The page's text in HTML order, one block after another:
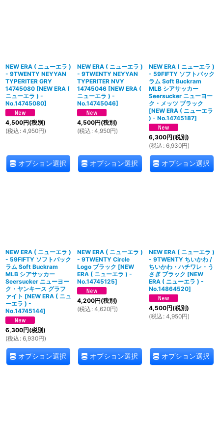
NEW ERA ( ニューエラ )
- 9TWENTY NEYYAN
TYPERITER GRY
14745080 [NEW ERA (
ニューエラ ) -
No.14745080]
4,500円(税別)
(税込 : 4,950円)
オプション選択
NEW ERA ( ニューエラ )
- 9TWENTY NEYYAN
TYPERITER NVY
14745046 [NEW ERA (
ニューエラ ) -
No.14745046]
4,500円(税別)
(税込 : 4,950円)
オプション選択
NEW ERA ( ニューエラ )
- 59FIFTY ソフトバック
ラム Soft Buckram
MLB シアサッカー
Seersucker ニューヨー
ク・メッツ ブラック
[NEW ERA ( ニューエラ
) - No.14745187]
6,300円(税別)
(税込 : 6,930円)
オプション選択
NEW ERA ( ニューエラ )
- 59FIFTY ソフトバック
ラム Soft Buckram
MLB シアサッカー
Seersucker ニューヨー
ク・ヤンキース グラフ
ァイト [NEW ERA ( ニュ
ーエラ ) -
No.14745144]
6,300円(税別)
(税込 : 6,930円)
オプション選択
NEW ERA ( ニューエラ )
- 9TWENTY Circle
Logo ブラック [NEW
ERA ( ニューエラ ) -
No.14745125]
4,200円(税別)
(税込 : 4,620円)
オプション選択
NEW ERA ( ニューエラ )
- 9TWENTY ちいかわ /
ちいかわ・ハチワレ・う
さぎ ブラック [NEW
ERA ( ニューエラ ) -
No.14864520]
4,500円(税別)
(税込 : 4,950円)
オプション選択